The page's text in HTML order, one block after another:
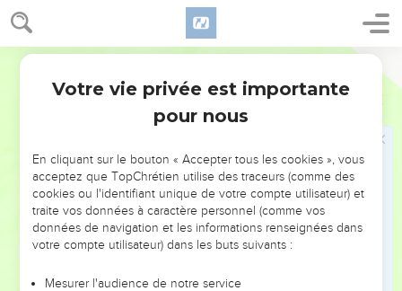
1 Rois 11
38 Si tu écoutes tout ce que je te dirai, si tu suis le chemin
que je t’indiquerai, si tu agis loyalement envers moi, si tu
comme le faisait mon serviteur David, alors je serai avec toi,
et je te promets que tes descendants régneront pour
toujours, comme ceux de David. Je te donnerai les dix tribus
d’Israël
pour humilier les descendants de David – mais je ne les
humilierai pas pour toujours –.” »
Salomon chercha alors à faire mourir Jéroboam ; mais ce
dernier s’enfuit en Égypte et se réfugia auprès de Chichac,
le roi de ce pays ; il y resta jusqu’à la mort de Salomon.
Votre vie privée est importante
pour nous
En cliquant sur le bouton « Accepter tous les cookies », vous
acceptez que TopChrétien utilise des traceurs (comme des
cookies ou l'identifiant unique de votre compte utilisateur) et
traite vos données à caractère personnel (comme vos
données de navigation et les informations renseignées dans
votre compte utilisateur) dans les buts suivants :
Mesurer l'audience de notre service